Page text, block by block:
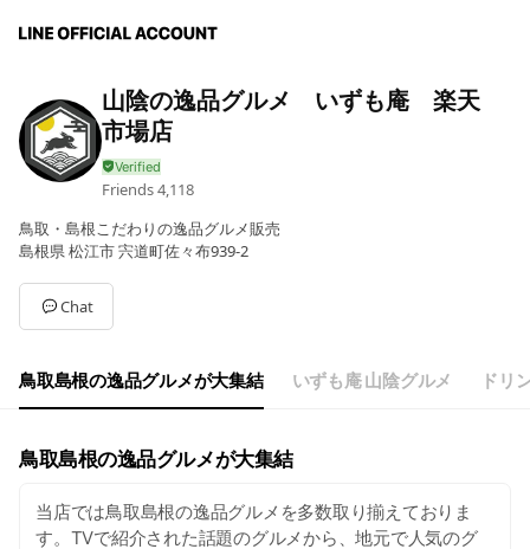
山陰の逸品グルメ いずも庵 楽天
市場店
Friends4,118
鳥取・島根こだわりの逸品グルメ販売
島根県 松江市 宍道町佐々布939-2
Chat
鳥取島根の逸品グルメが大集結 いずも庵 山陰グルメ ドリ
鳥取島根の逸品グルメが大集結
当店では鳥取島根の逸品グルメを多数取り揃えておりま
す。TVで紹介された話題のグルメから、地元で人気のグ